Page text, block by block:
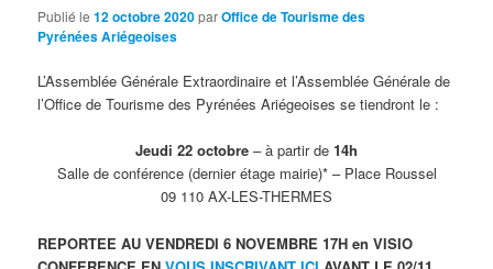
Publié le12 octobre 2020parOffice de Tourisme des
Pyrénées Ariégeoises
L’Assemblée Générale Extraordinaire et l’Assemblée Générale de
l’Office de Tourisme des Pyrénées Ariégeoises se tiendront le :
Jeudi 22 octobre – à partir de 14h
Salle de conférence (dernier étage mairie)* – Place Roussel
09 110 AX-LES-THERMES
REPORTEE AU VENDREDI 6 NOVEMBRE 17H en VISIO